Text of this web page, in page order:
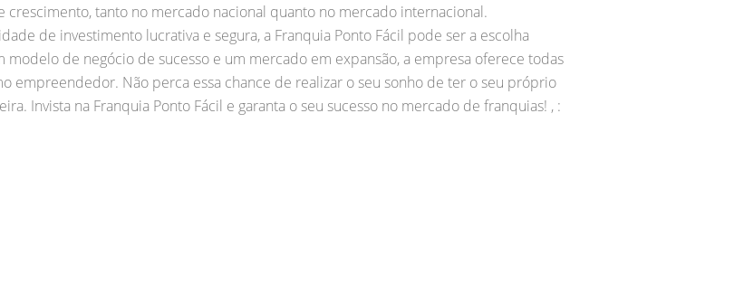
tanto no mercado nacional quanto no mercado internacional.
de investimento lucrativa e segura, a Franquia Ponto Fácil pode ser a escolha
modelo de negócio de sucesso e um mercado em expansão, a empresa oferece todas
empreendedor. Não perca essa chance de realizar o seu sonho de ter o seu próprio
Invista na Franquia Ponto Fácil e garanta o seu sucesso no mercado de franquias! , :